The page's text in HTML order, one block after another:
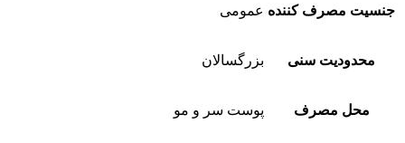
جنسیت مصرف کننده عمومی
محدودیت سنی بزرگسالان
محل مصرف پوست سر و مو